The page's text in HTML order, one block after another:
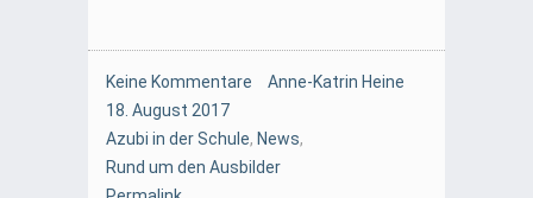
Keine Kommentare
Anne-Katrin Heine
18. August 2017
Azubi in der Schule, News,
Rund um den Ausbilder